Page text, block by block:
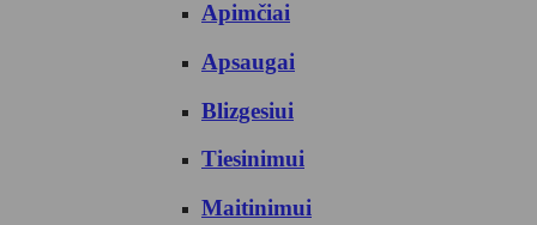
Apimčiai
Apsaugai
Blizgesiui
Tiesinimui
Maitinimui